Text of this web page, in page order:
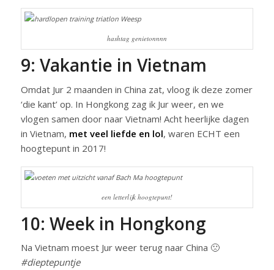
hashtag genietonnnn
9: Vakantie in Vietnam
Omdat Jur 2 maanden in China zat, vloog ik deze zomer
‘die kant’ op. In Hongkong zag ik Jur weer, en we
vlogen samen door naar Vietnam! Acht heerlijke dagen
in Vietnam, met veel liefde en lol, waren ECHT een
hoogtepunt in 2017!
een letterlijk hoogtepunt!
10: Week in Hongkong
Na Vietnam moest Jur weer terug naar China 🙁
#dieptepuntje